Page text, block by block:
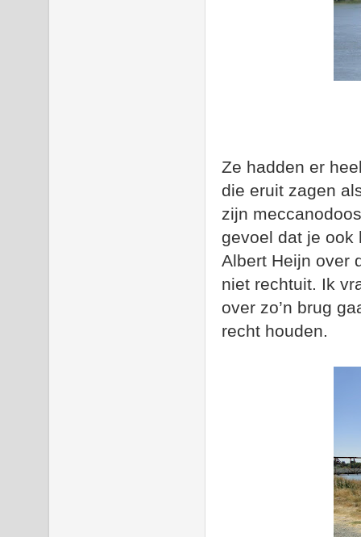
Ze hadden er
die eruit zagen
zijn
gevoel dat je ook
Albert Heijn over
niet rechtuit. Ik
over zo’n brug
recht houden.